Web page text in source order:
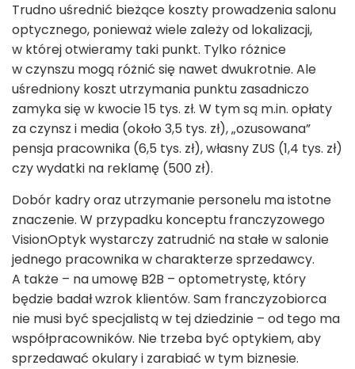
Trudno uśrednić bieżące koszty prowadzenia salonu
optycznego, ponieważ wiele zależy od lokalizacji,
w której otwieramy taki punkt. Tylko różnice
w czynszu mogą różnić się nawet dwukrotnie. Ale
uśredniony koszt utrzymania punktu zasadniczo
zamyka się w kwocie 15 tys. zł. W tym są m.in. opłaty
za czynsz i media (około 3,5 tys. zł), „ozusowana”
pensja pracownika (6,5 tys. zł), własny ZUS (1,4 tys. zł)
czy wydatki na reklamę (500 zł).
Dobór kadry oraz utrzymanie personelu ma istotne
znaczenie. W przypadku konceptu franczyzowego
VisionOptyk wystarczy zatrudnić na stałe w salonie
jednego pracownika w charakterze sprzedawcy.
A także – na umowę B2B – optometrystę, który
będzie badał wzrok klientów. Sam franczyzobiorca
nie musi być specjalistą w tej dziedzinie – od tego ma
współpracowników. Nie trzeba być optykiem, aby
sprzedawać okulary i zarabiać w tym biznesie.